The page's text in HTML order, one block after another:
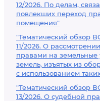
12/2026. По делам,
повлекших переход
помещения"
"Тематический обзор
11/2026. О
правами на земельные
земель, изъятых из
с использованием
"Тематический обзор
13/2026. О судебной